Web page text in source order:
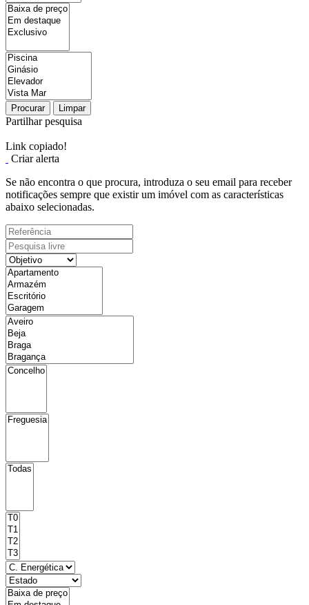
Procurar Limpar
Partilhar pesquisa
Link copiado!
Criar alerta
Se não encontra o que procura, introduza o seu email para receber
notificações sempre que existir um imóvel com as características
abaixo selecionadas.